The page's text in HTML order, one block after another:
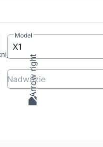
Model
X1
Nadwozie